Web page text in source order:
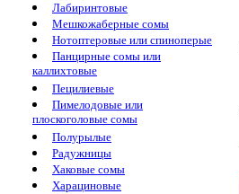
Лабиринтовые
Мешкожаберные сомы
Нотоптеровые или спиноперые
Панцирные сомы или
каллихтовые
Пецилиевые
Пимелодовые или
плоскоголовые сомы
Полурылые
Радужницы
Хаковые сомы
Харациновые